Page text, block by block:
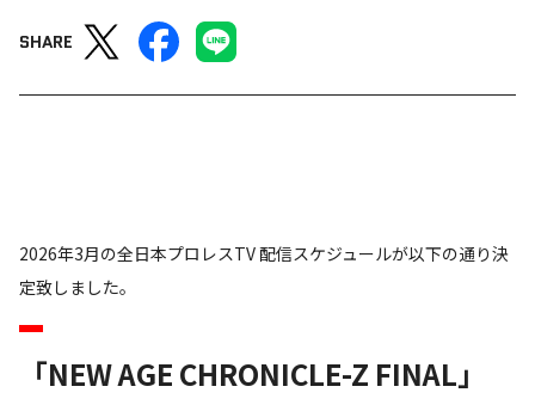
SHARE
2026年3月の全日本プロレスTV 配信スケジュールが以下の通り決
定致しました。
「NEW AGE CHRONICLE-Z FINAL」